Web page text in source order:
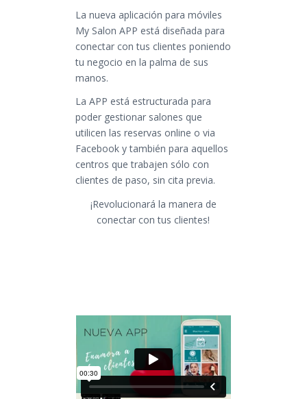
La nueva aplicación para móviles
My Salon APP está diseñada para
conectar con tus clientes poniendo
tu negocio en la palma de sus
manos.
La APP está estructurada para
poder gestionar salones que
utilicen las reservas online o via
Facebook y también para aquellos
centros que trabajen sólo con
clientes de paso, sin cita previa.
¡Revolucionará la manera de
conectar con tus clientes!